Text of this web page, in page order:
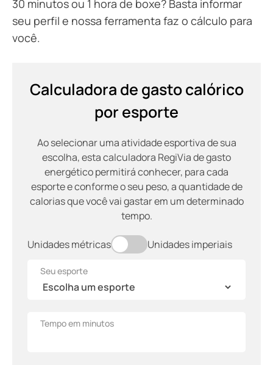
30 minutos ou 1 hora de boxe? Basta informar
seu perfil e nossa ferramenta faz o cálculo para
você.
Calculadora de gasto calórico
por esporte
Ao selecionar uma atividade esportiva de sua
escolha, esta calculadora RegiVia de gasto
energético permitirá conhecer, para cada
esporte e conforme o seu peso, a quantidade de
calorias que você vai gastar em um determinado
tempo.
Unidades métricas Unidades imperiais
Seu esporte
Tempo em minutos